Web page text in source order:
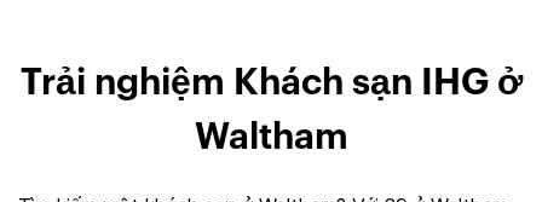
Trải nghiệm Khách sạn IHG ở
Waltham